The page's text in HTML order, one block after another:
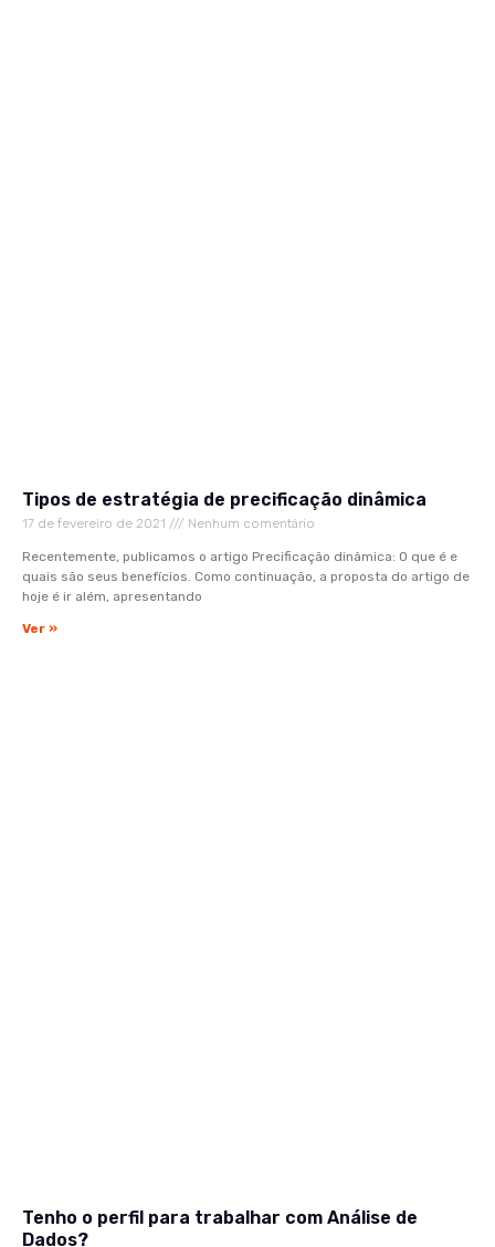
Tipos de estratégia de precificação dinâmica
17 de fevereiro de 2021 Nenhum comentário
Recentemente, publicamos o artigo Precificação dinâmica: O que é e
quais são seus benefícios. Como continuação, a proposta do artigo de
hoje é ir além, apresentando
Ver »
Tenho o perfil para trabalhar com Análise de
Dados?